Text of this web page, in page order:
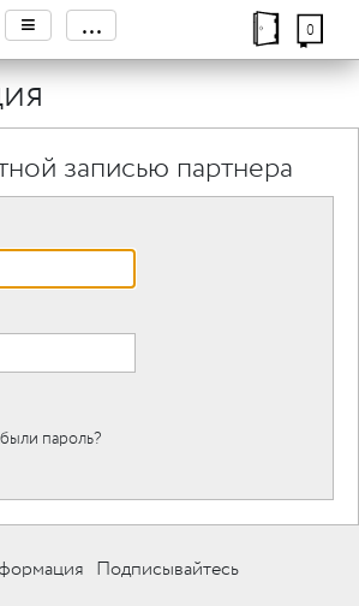
≡ ... 0
записью партнера
пароль?
Подписывайтесь